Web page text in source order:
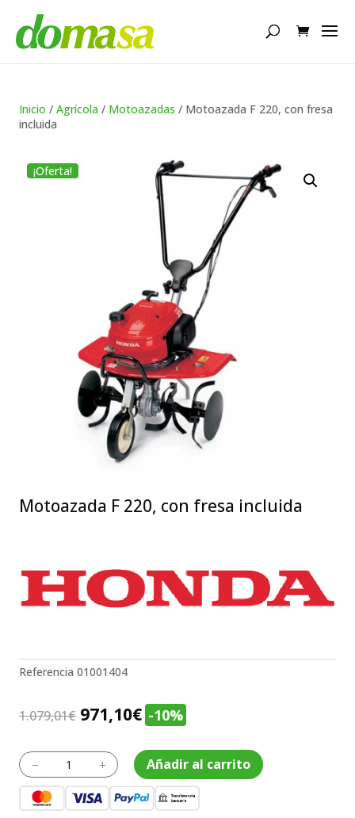
productos
Inicio / Agrícola / Motoazadas / Motoazada F 220, con fresa
incluida
¡Oferta!
Motoazada F 220, con fresa incluida
Referencia 01001404
1.079,01€ El
original
era:
1.079,01€.
971,10€El
actual
es:
971,10€.
-10%
K
Motoazada
F
220,
con
L Añadir al carrito